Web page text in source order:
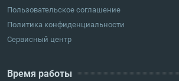
Пользовательское соглашение
Политика конфиденциальности
Сервисный центр
Время работы